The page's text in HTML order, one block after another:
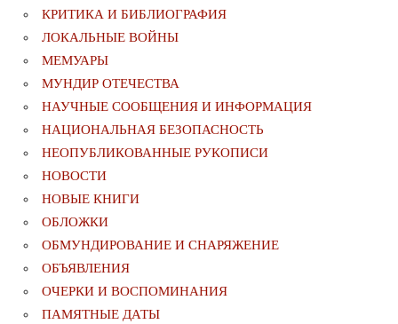
КРИТИКА И БИБЛИОГРАФИЯ
ЛОКАЛЬНЫЕ ВОЙНЫ
МЕМУАРЫ
МУНДИР ОТЕЧЕСТВА
НАУЧНЫЕ СООБЩЕНИЯ И ИНФОРМАЦИЯ
НАЦИОНАЛЬНАЯ БЕЗОПАСНОСТЬ
НЕОПУБЛИКОВАННЫЕ РУКОПИСИ
НОВОСТИ
НОВЫЕ КНИГИ
ОБЛОЖКИ
ОБМУНДИРОВАНИЕ И СНАРЯЖЕНИЕ
ОБЪЯВЛЕНИЯ
ОЧЕРКИ И ВОСПОМИНАНИЯ
ПАМЯТНЫЕ ДАТЫ